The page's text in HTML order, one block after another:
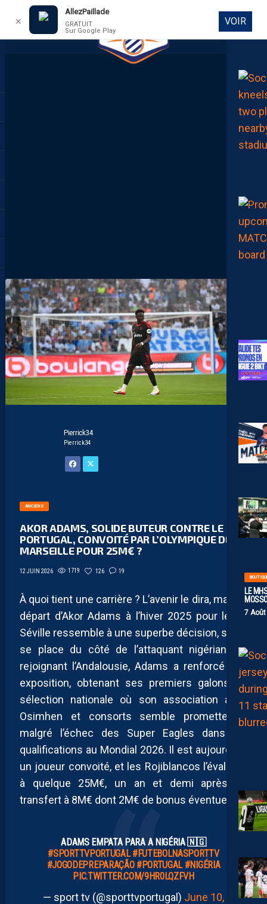
DIRECT
LE
7
Pierrick34
Pierrick34
ANCIENS
AKOR ADAMS, SOLIDE BUTEUR CONTRE LE
PORTUGAL, CONVOITÉ PAR L’OLYMPIQUE DE
MARSEILLE POUR 25M€ ?
12 JUIN 2026 1719 126 19
À quoi tient une carrière ? L’avenir le dira, mais le
départ d’Akor Adams à l’hiver 2025 pour le FC
Séville ressemble à une superbe décision, si l’on
se place du côté de l’attaquant nigérian. En
rejoignant l’Andalousie, Adams a renforcé son
exposition, obtenant ses premiers galons en
sélection nationale où son association avec
Osimhen et consorts semble prometteuse,
malgré l’échec des Super Eagles dans les
qualifications au Mondial 2026. Il est aujourd’hui
un joueur convoité, et les Rojiblancos l’évaluent
à quelque 25M€, un an et demi après un
transfert à 8M€ dont 2M€ de bonus éventuels.
ADAMS EMPATA PARA A NIGÉRIA 🇳🇬
#SPORTTVPORTUGAL #FUTEBOLNASPORTTV
#JOGODEPREPARAÇÃO #PORTUGAL #NIGÉRIA
PIC.TWITTER.COM/9HR0LQZFVH
— sport tv (@sporttvportugal) June 10,
✕
AllezPaillade
GRATUIT
Sur Google Play
VOIR